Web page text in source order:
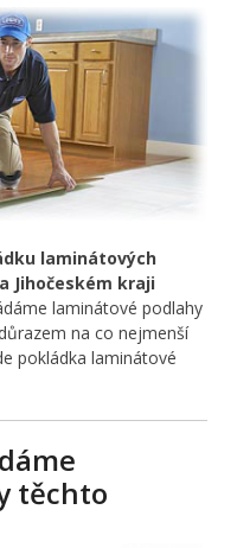
laminátových
Jihočeském kraji
laminátové podlahy
na co nejmenší
pokládka laminátové
těchto